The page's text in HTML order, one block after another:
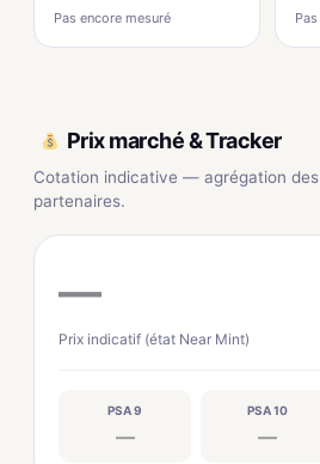
Pas encore mesuré
Prix marché & Tracker
Cotation indicative — agrégation
partenaires.
—
Prix indicatif (état Near Mint)
PSA 9
—
PSA 10
—